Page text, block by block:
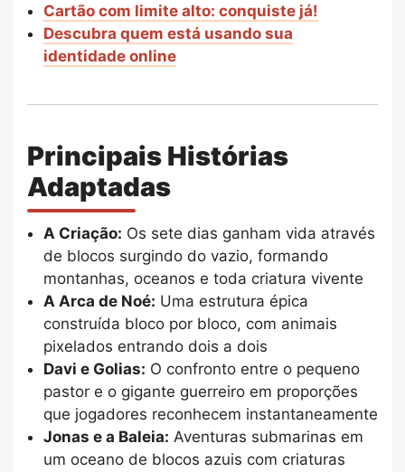
Cartão com limite alto: conquiste já!
Descubra quem está usando sua
identidade online
Principais Histórias
Adaptadas
A Criação: Os sete dias ganham vida através
de blocos surgindo do vazio, formando
montanhas, oceanos e toda criatura vivente
A Arca de Noé: Uma estrutura épica
construída bloco por bloco, com animais
pixelados entrando dois a dois
Davi e Golias: O confronto entre o pequeno
pastor e o gigante guerreiro em proporções
que jogadores reconhecem instantaneamente
Jonas e a Baleia: Aventuras submarinas em
um oceano de blocos azuis com criaturas